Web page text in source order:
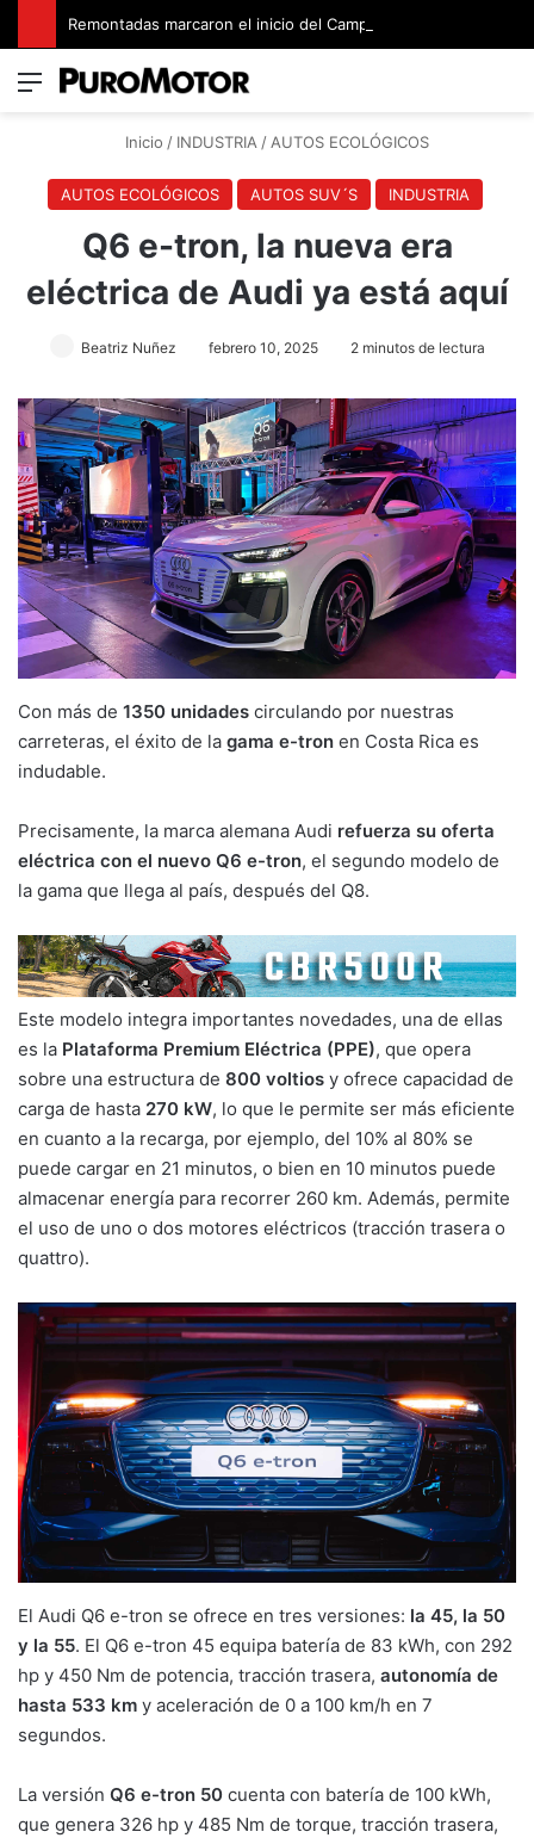
Menú
Inicio / INDUSTRIA/AUTOS ECOLÓGICOS
AUTOS ECOLÓGICOS AUTOS SUV´S INDUSTRIA
Q6 e-tron, la nueva era
eléctrica de Audi ya está aquí
Beatriz Nuñez febrero 10, 2025 2 minutos de lectura
Con más de 1350 unidades circulando por nuestras
carreteras, el éxito de la gama e-tron en Costa Rica es
indudable.
Precisamente, la marca alemana Audi refuerza su oferta
eléctrica con el nuevo Q6 e-tron, el segundo modelo de
la gama que llega al país, después del Q8.
Este modelo integra importantes novedades, una de ellas
es la Plataforma Premium Eléctrica (PPE), que opera
sobre una estructura de 800 voltios y ofrece capacidad de
carga de hasta 270 kW, lo que le permite ser más eficiente
en cuanto a la recarga, por ejemplo, del 10% al 80% se
puede cargar en 21 minutos, o bien en 10 minutos puede
almacenar energía para recorrer 260 km. Además, permite
el uso de uno o dos motores eléctricos (tracción trasera o
quattro).
El Audi Q6 e-tron se ofrece en tres versiones: la 45, la 50
y la 55. El Q6 e-tron 45 equipa batería de 83 kWh, con 292
hp y 450 Nm de potencia, tracción trasera, autonomía de
hasta 533 km y aceleración de 0 a 100 km/h en 7
segundos.
La versión Q6 e-tron 50 cuenta con batería de 100 kWh,
que genera 326 hp y 485 Nm de torque, tracción trasera,